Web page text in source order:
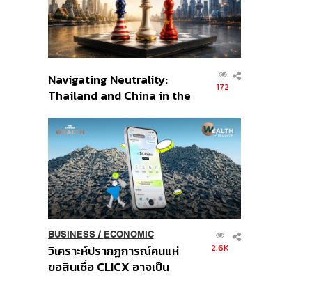
Navigating Neutrality:
Thailand and China in the
Order
172
BUSINESS/ ECONOMIC
วิเคราะห์ปรากฏการณ์คนแห่
ขอสินเชื่อ CLICX อาจเป็น
2.6K